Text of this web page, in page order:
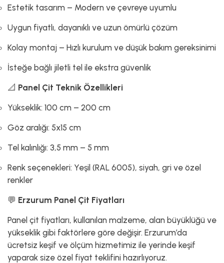
Estetik tasarım – Modern ve çevreye uyumlu
Uygun fiyatlı, dayanıklı ve uzun ömürlü çözüm
Kolay montaj – Hızlı kurulum ve düşük bakım gereksinimi
İsteğe bağlı jiletli tel ile ekstra güvenlik
📐 Panel Çit Teknik Özellikleri
Yükseklik: 100 cm – 200 cm
Göz aralığı: 5x15 cm
Tel kalınlığı: 3,5 mm – 5 mm
Renk seçenekleri: Yeşil (RAL 6005), siyah, gri ve özel
renkler
💬 Erzurum Panel Çit Fiyatları
Panel çit fiyatları, kullanılan malzeme, alan büyüklüğü ve
yükseklik gibi faktörlere göre değişir. Erzurum’da
ücretsiz keşif ve ölçüm hizmetimiz ile yerinde keşif
yaparak size özel fiyat teklifini hazırlıyoruz.